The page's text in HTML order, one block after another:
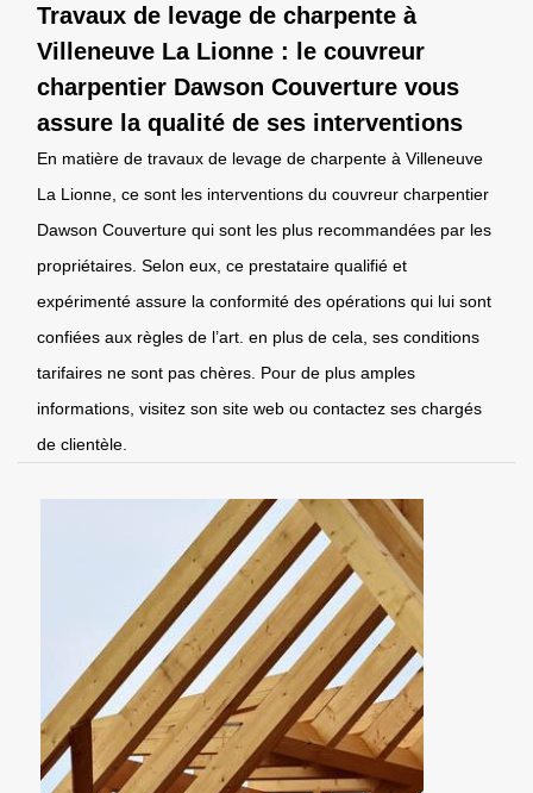
Travaux de levage de charpente à
Villeneuve La Lionne : le couvreur
charpentier Dawson Couverture vous
assure la qualité de ses interventions
En matière de travaux de levage de charpente à Villeneuve
La Lionne, ce sont les interventions du couvreur charpentier
Dawson Couverture qui sont les plus recommandées par les
propriétaires. Selon eux, ce prestataire qualifié et
expérimenté assure la conformité des opérations qui lui sont
confiées aux règles de l’art. en plus de cela, ses conditions
tarifaires ne sont pas chères. Pour de plus amples
informations, visitez son site web ou contactez ses chargés
de clientèle.